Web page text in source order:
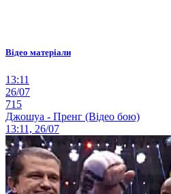
Відео матеріали
13:11
26/07
715
Джошуа - Пренг (Відео бою)
13:11, 26/07